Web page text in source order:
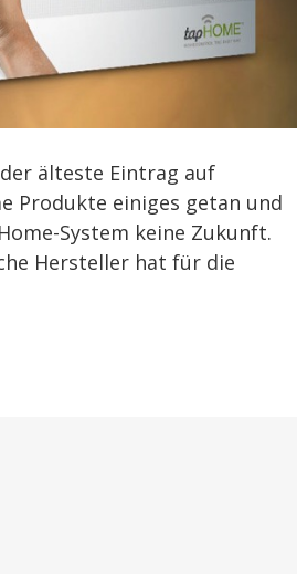
älteste Eintrag auf
Produkte einiges getan und
System keine Zukunft.
Hersteller hat für die